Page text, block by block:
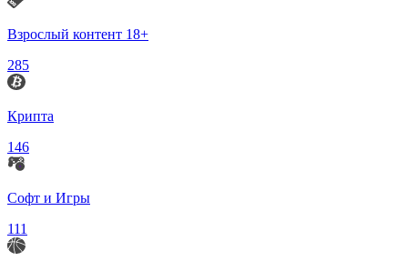
Взрослый контент 18+
285
Крипта
146
Софт и Игры
111